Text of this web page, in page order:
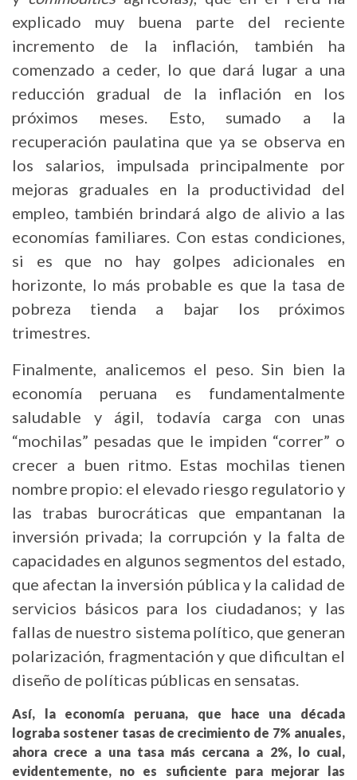
explicado muy buena parte del reciente
incremento de la inflación, también ha
comenzado a ceder, lo que dará lugar a una
reducción gradual de la inflación en los
próximos meses. Esto, sumado a la
recuperación paulatina que ya se observa en
los salarios, impulsada principalmente por
mejoras graduales en la productividad del
empleo, también brindará algo de alivio a las
economías familiares. Con estas condiciones,
si es que no hay golpes adicionales en
horizonte, lo más probable es que la tasa de
pobreza tienda a bajar los próximos
trimestres.
Finalmente, analicemos el peso. Sin bien la
economía peruana es fundamentalmente
saludable y ágil, todavía carga con unas
“mochilas” pesadas que le impiden “correr” o
crecer a buen ritmo. Estas mochilas tienen
nombre propio: el elevado riesgo regulatorio y
las trabas burocráticas que empantanan la
inversión privada; la corrupción y la falta de
capacidades en algunos segmentos del estado,
que afectan la inversión pública y la calidad de
servicios básicos para los ciudadanos; y las
fallas de nuestro sistema político, que generan
polarización, fragmentación y que dificultan el
diseño de políticas públicas en sensatas.
Así, la economía peruana, que hace una década
lograba sostener tasas de crecimiento de 7% anuales,
ahora crece a una tasa más cercana a 2%, lo cual,
evidentemente, no es suficiente para mejorar las